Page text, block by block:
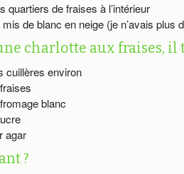
quartiers de fraises à l’intérieur
mis de blanc en neige (je n’avais
charlotte aux fraises, il
cuillères environ
blanc
agar
?